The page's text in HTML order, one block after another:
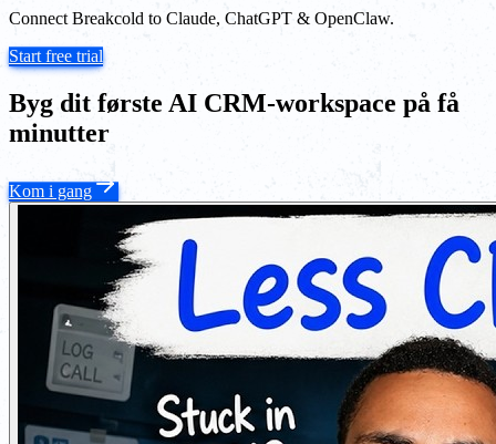
Connect Breakcold to Claude, ChatGPT & OpenClaw.
Start free trial
Byg dit første AI CRM-workspace på få
minutter
Kom i gang